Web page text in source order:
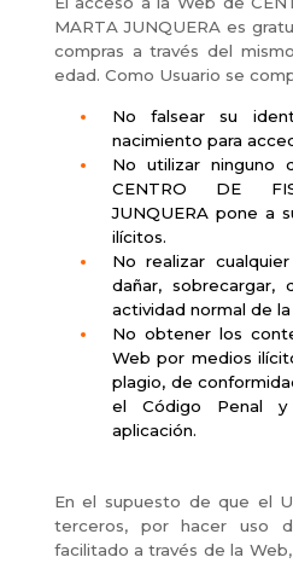
MARTA JUNQUERA es
compras a través del
edad. Como Usuario se
No falsear su
nacimiento para
No utilizar ninguno
CENTRO DE
JUNQUERA pone a
ilícitos.
No realizar
dañar, sobrecargar,
actividad normal de la
No obtener los
Web por medios
plagio, de
el Código Penal
aplicación.
En el supuesto de que el
terceros, por hacer uso
facilitado a través de la